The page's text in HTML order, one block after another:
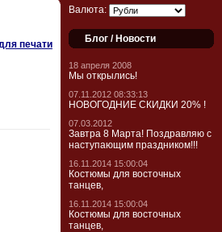
печати
Валюта:
Блог / Новости
18 апреля 2008
Мы открылись!
07.11.2012 08:33:13
НОВОГОДНИЕ СКИДКИ 20% !
07.03.2012
Завтра 8 Марта! Поздравляю с
наступающим праздником!!!
16.11.2014 15:00:04
Костюмы для восточных
танцев,
16.11.2014 15:00:04
Костюмы для восточных
танцев,